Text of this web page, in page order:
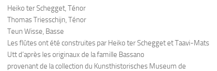
Heiko ter Schegget, Ténor
Thomas Triesschijn, Ténor
Teun Wisse, Basse
Les flûtes ont été construites par Heiko ter Schegget et Taavi-Mats
Utt d’après les originaux de la famille Bassano
provenant de la collection du Kunsthistorisches Museum de